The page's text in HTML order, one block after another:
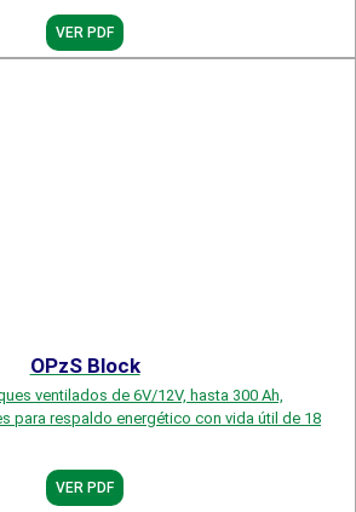
VER PDF
OPzS Block
ventilados de 6V/12V, hasta 300 Ah,
para respaldo energético con vida útil de 18
VER PDF